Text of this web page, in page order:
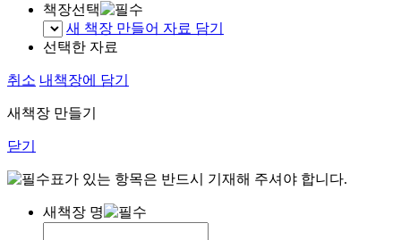
책장선택
새 책장 만들어 자료 담기
선택한 자료
취소 내책장에 담기
새책장 만들기
닫기
표가 있는 항목은 반드시 기재해 주셔야 합니다.
새책장 명